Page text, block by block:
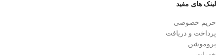
لینک های مفید
حریم خصوصی
پرداخت و دریافت
پروموشن